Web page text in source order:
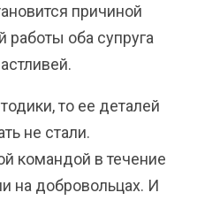
причиной
оба супруга
то ее деталей
не стали.
командой в течение
на добровольцах. И